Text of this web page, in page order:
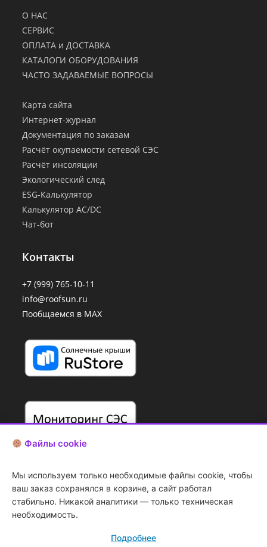
О НАС
СЕРВИС
ОПЛАТА и ДОСТАВКА
КАТАЛОГИ ОБОРУДОВАНИЯ
ЧАСТО ЗАДАВАЕМЫЕ ВОПРОСЫ
Карта сайта
Интернет-журнал
Документация по заказам
Расчёт окупаемости сетевой СЭС
Расчёт инсоляции
Экологический след
ESG-Калькулятор
Калькулятор AC/DC
Чат-бот
Контакты
+7 (999) 765-10-11
info@roofsun.ru
Пообщаемся в MAX
Файлы cookie
Мы используем только необходимые файлы cookie, чтобы
ваш заказ сохранялся в корзине, а сайт работал
стабильно. Никакой аналитики — только техническая
необходимость.
Подробнее